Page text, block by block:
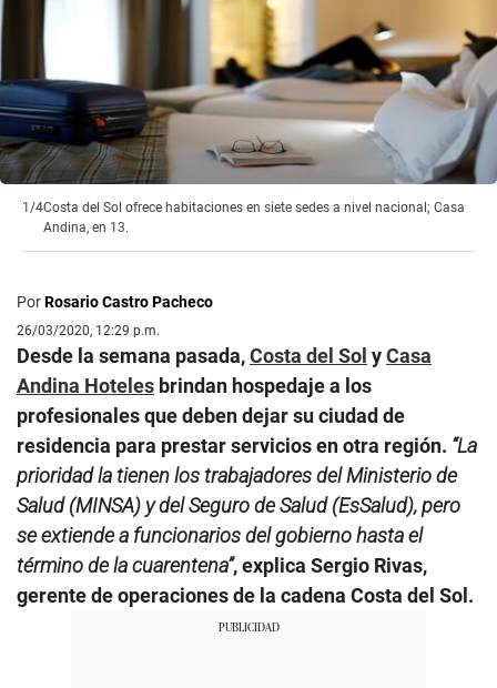
1/4Costa del Sol ofrece habitaciones en siete sedes a nivel nacional; Casa
Andina, en 13.
PorRosario Castro Pacheco
26/03/2020, 12:29 p.m.
Desde la semana pasada,Costa del Sol yCasa
Andina Hoteles brindan hospedaje a los
profesionales que deben dejar su ciudad de
residencia para prestar servicios en otra región. “La
prioridad la tienen los trabajadores del Ministerio de
Salud (MINSA) y del Seguro de Salud (EsSalud), pero
se extiende a funcionarios del gobierno hasta el
término de la cuarentena”, explica Sergio Rivas,
gerente de operaciones de la cadena Costa del Sol.